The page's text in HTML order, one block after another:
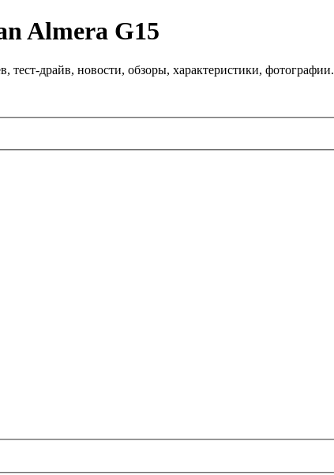
Almera G15
драйв, новости, обзоры, характеристики, фотографии.